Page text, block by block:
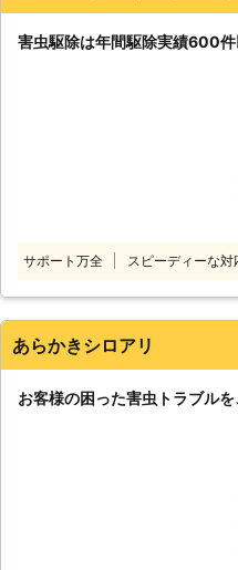
害虫駆除は年間駆除実績600
サポート万全 スピーディーな対
あらかきシロアリ
お客様の困った害虫トラブル